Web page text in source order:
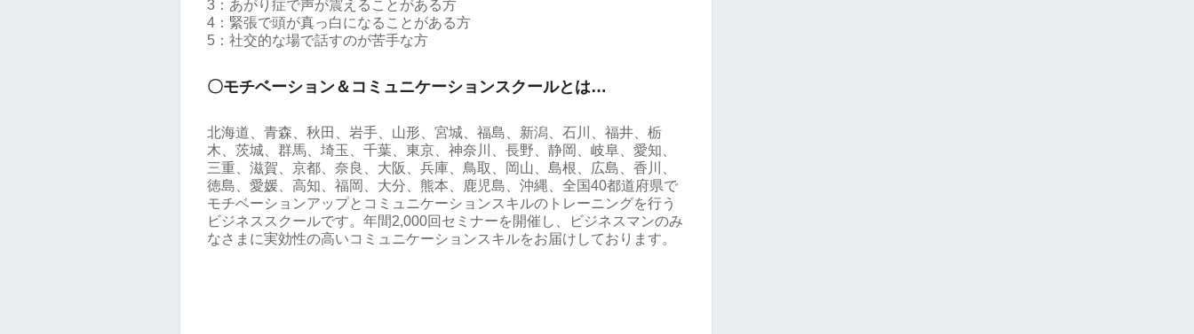
3：あがり症で声が震えることがある方
4：緊張で頭が真っ白になることがある方
5：社交的な場で話すのが苦手な方
〇モチベーション＆コミュニケーションスクールとは…
北海道、青森、秋田、岩手、山形、宮城、福島、新潟、石川、福井、栃
木、茨城、群馬、埼玉、千葉、東京、神奈川、長野、静岡、岐阜、愛知、
三重、滋賀、京都、奈良、大阪、兵庫、鳥取、岡山、島根、広島、香川、
徳島、愛媛、高知、福岡、大分、熊本、鹿児島、沖縄、全国40都道府県で
モチベーションアップとコミュニケーションスキルのトレーニングを行う
ビジネススクールです。年間2,000回セミナーを開催し、ビジネスマンのみ
なさまに実効性の高いコミュニケーションスキルをお届けしております。